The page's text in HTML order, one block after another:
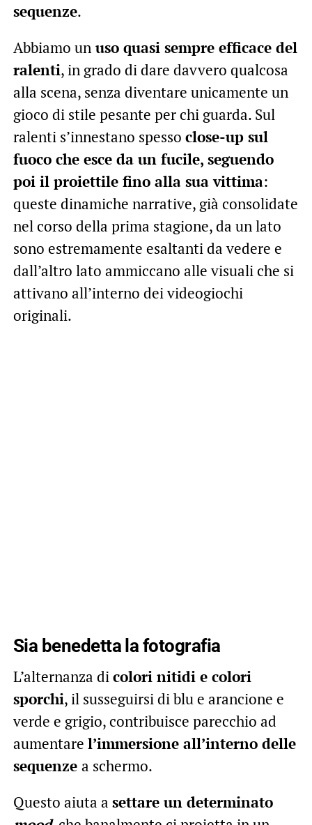
sequenze.
Abbiamo unuso quasi sempre efficace del
ralenti, in grado di dare davvero qualcosa
alla scena, senza diventare unicamente un
gioco di stile pesante per chi guarda. Sul
ralenti s’innestano spesso close-up sul
fuoco che esce da un fucile, seguendo
poi il proiettile fino alla sua vittima:
queste dinamiche narrative, già consolidate
nel corso della prima stagione, da un lato
sono estremamente esaltanti da vedere e
dall’altro lato ammiccano alle visuali che si
attivano all’interno dei videogiochi
originali.
Sia benedetta la fotografia
L’alternanza dicolori nitidi e colori
sporchi, il susseguirsi di blu e arancione e
verde e grigio, contribuisce parecchio ad
aumentare l’immersione all’interno delle
sequenze a schermo.
Questo aiuta a settare un determinato